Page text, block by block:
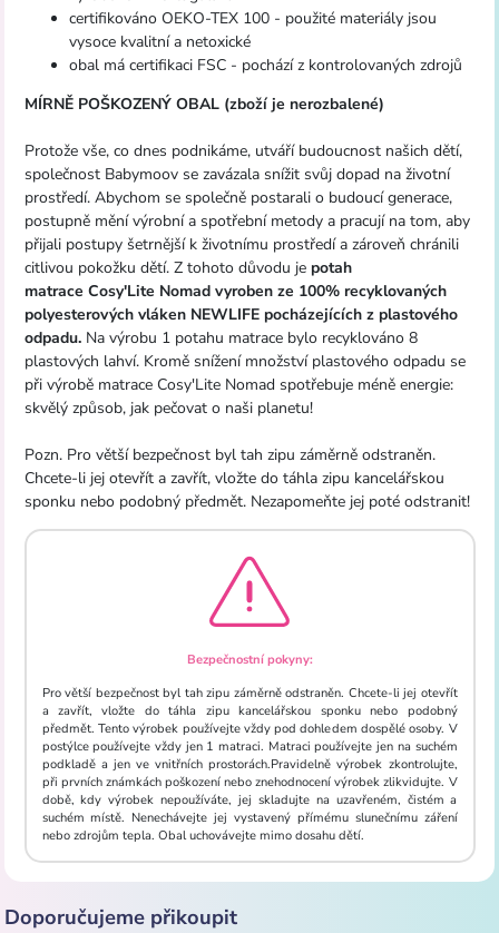
certifikováno OEKO-TEX 100 - použité materiály jsou
vysoce kvalitní a netoxické
obal má certifikaci FSC - pochází z kontrolovaných zdrojů
MÍRNĚ POŠKOZENÝ OBAL (zboží je nerozbalené)
Protože vše, co dnes podnikáme, utváří budoucnost našich dětí,
společnost Babymoov se zavázala snížit svůj dopad na životní
prostředí. Abychom se společně postarali o budoucí generace,
postupně mění výrobní a spotřební metody a pracují na tom, aby
přijali postupy šetrnější k životnímu prostředí a zároveň chránili
citlivou pokožku dětí. Z tohoto důvodu je potah
matrace Cosy'Lite Nomad vyroben ze 100% recyklovaných
polyesterových vláken NEWLIFE pocházejících z plastového
odpadu.Na výrobu 1 potahu matrace bylo recyklováno 8
plastových lahví. Kromě snížení množství plastového odpadu se
při výrobě matrace Cosy'Lite Nomad spotřebuje méně energie:
skvělý způsob, jak pečovat o naši planetu!
Pozn. Pro větší bezpečnost byl tah zipu záměrně odstraněn.
Chcete-li jej otevřít a zavřít, vložte do táhla zipu kancelářskou
sponku nebo podobný předmět. Nezapomeňte jej poté odstranit!
Bezpečnostní pokyny:
Pro větší bezpečnost byl tah zipu záměrně odstraněn. Chcete-li jej otevřít
a zavřít, vložte do táhla zipu kancelářskou sponku nebo podobný
předmět. Tento výrobek používejte vždy pod dohledem dospělé osoby. V
postýlce používejte vždy jen 1 matraci. Matraci používejte jen na suchém
podkladě a jen ve vnitřních prostorách.Pravidelně výrobek zkontrolujte,
při prvních známkách poškození nebo znehodnocení výrobek zlikvidujte. V
době, kdy výrobek nepoužíváte, jej skladujte na uzavřeném, čistém a
suchém místě. Nenechávejte jej vystavený přímému slunečnímu záření
nebo zdrojům tepla. Obal uchovávejte mimo dosahu dětí.
Doporučujeme přikoupit